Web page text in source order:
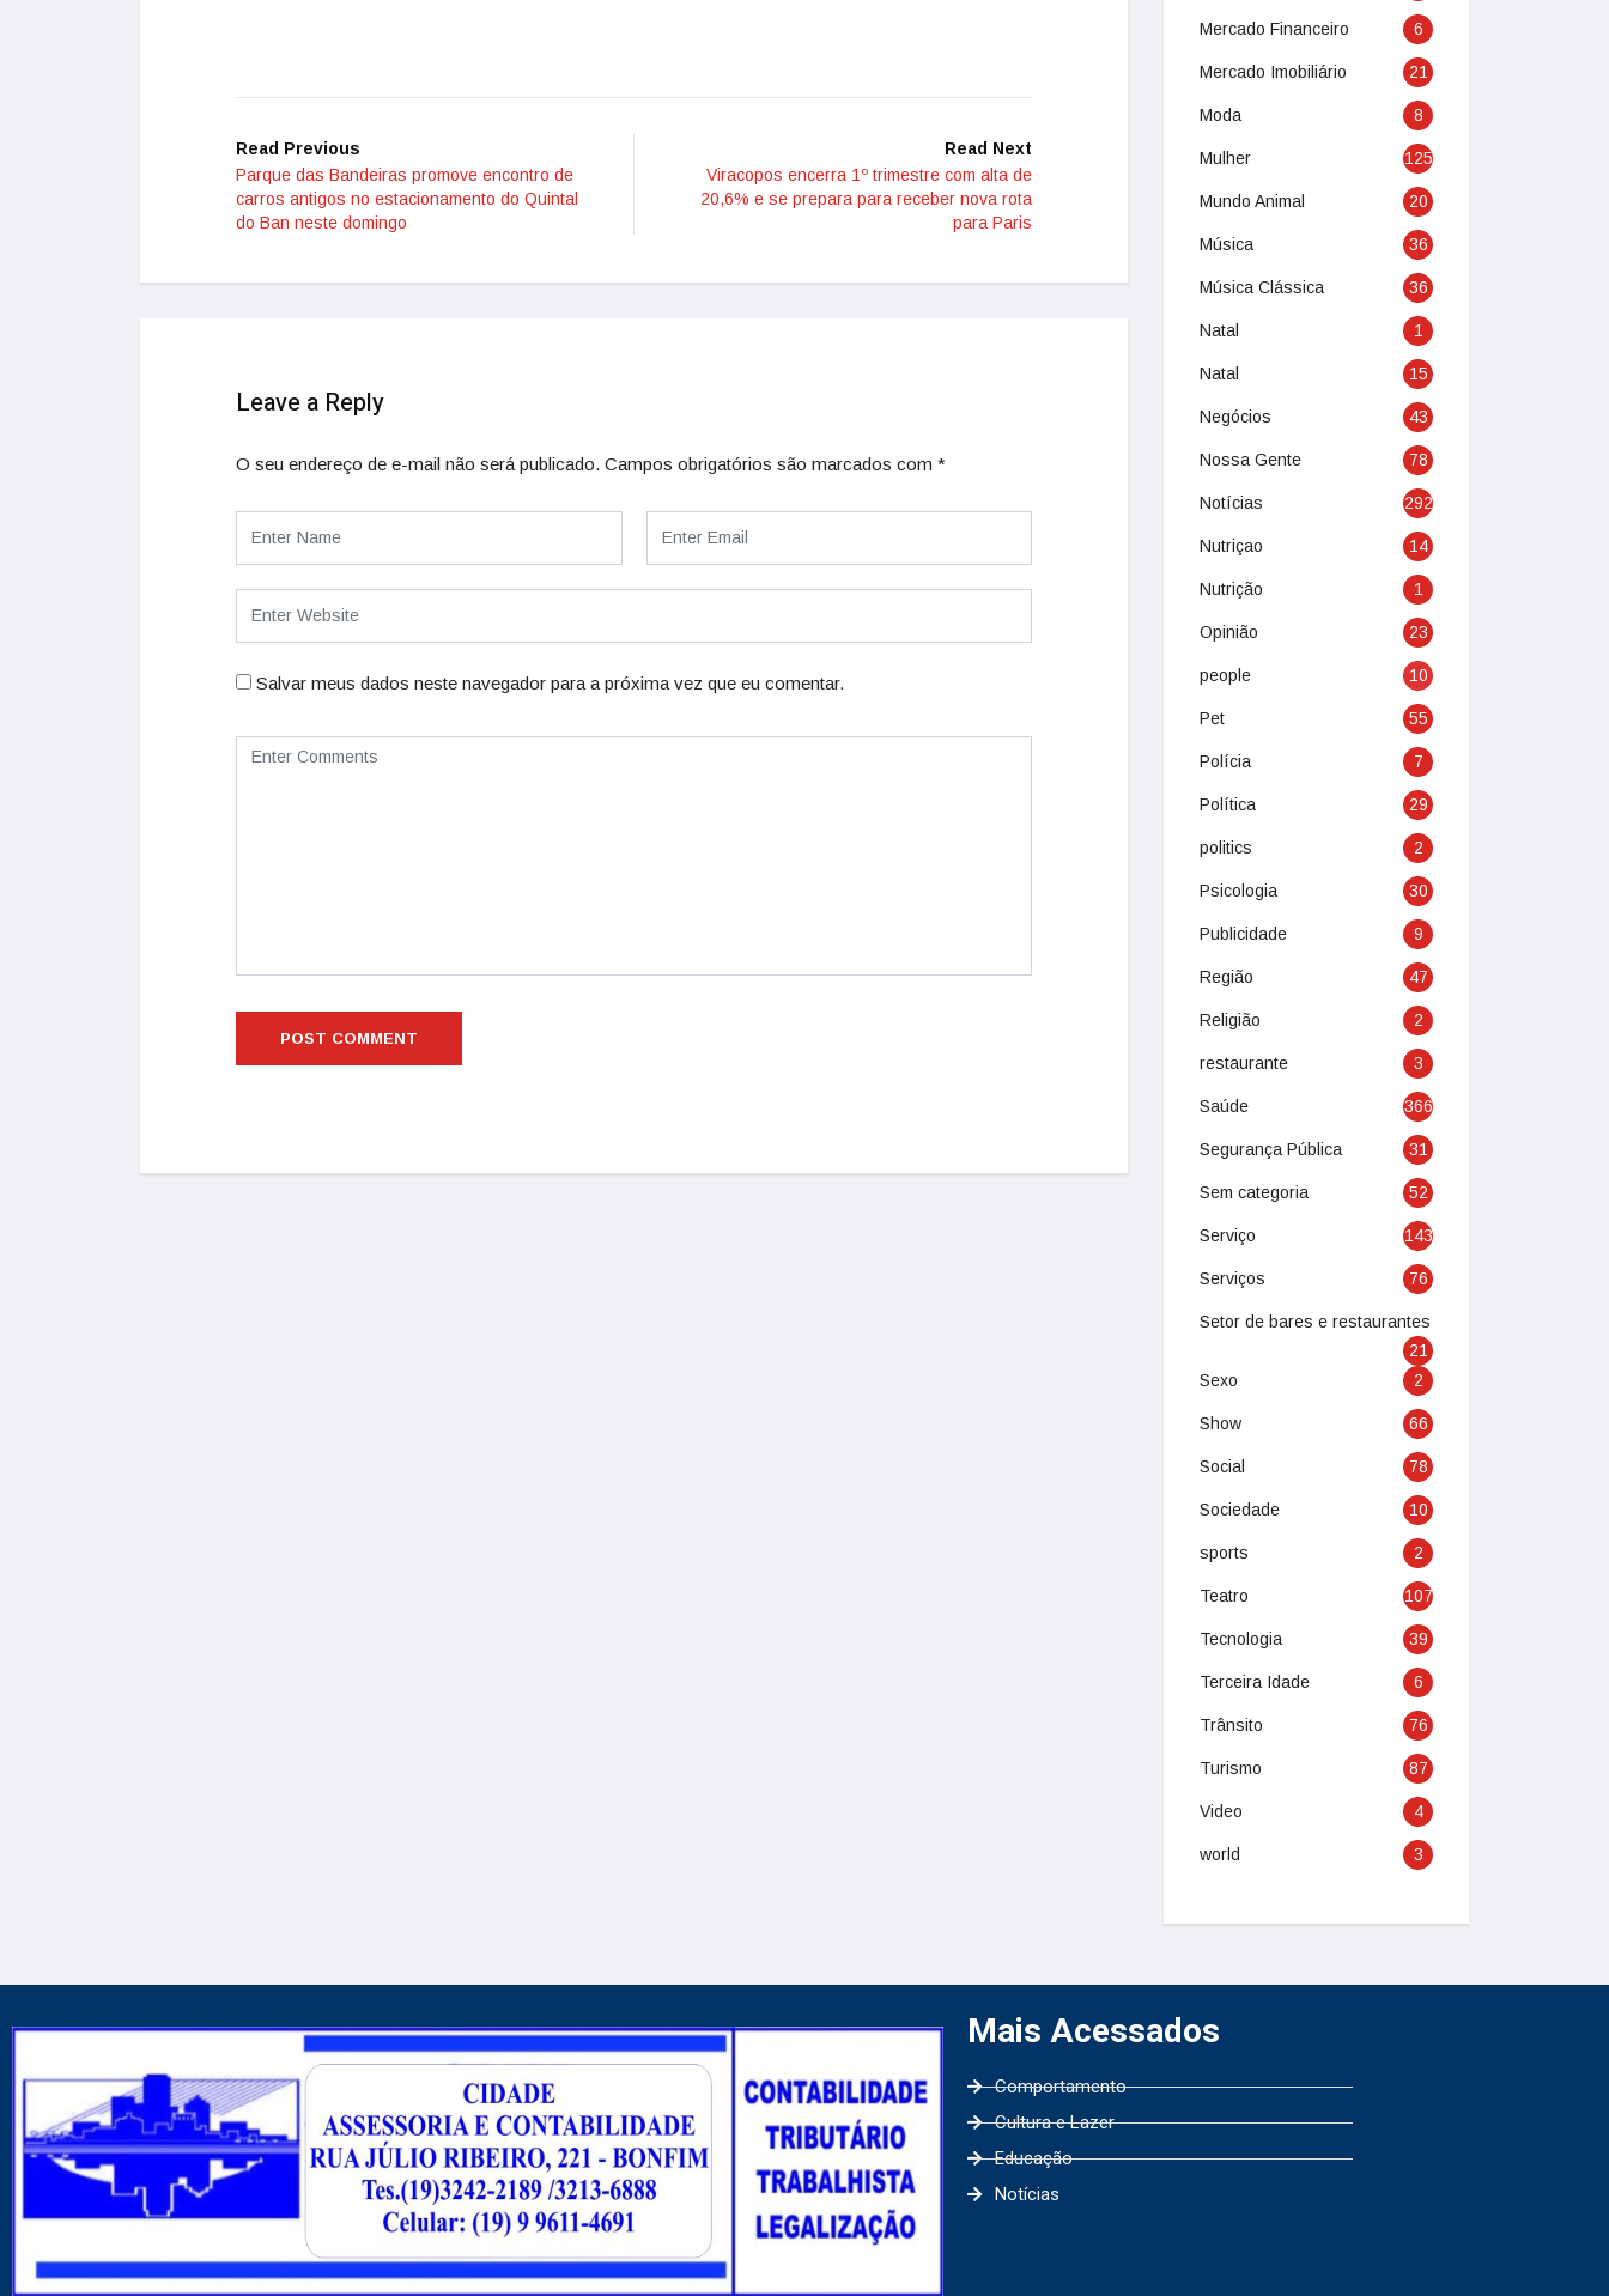
Read Previous
Parque das Bandeiras promove encontro de
carros antigos no estacionamento do Quintal
do Ban neste domingo
Read Next
Viracopos encerra 1º trimestre com alta de
20,6% e se prepara para receber nova rota
para Paris
Leave a Reply
O seu endereço de e-mail não será publicado. Campos obrigatórios são marcados com *
Salvar meus dados neste navegador para a próxima vez que eu comentar.
Mercado Financeiro 6
Mercado Imobiliário 21
Moda 8
Mulher 125
Mundo Animal 20
Música 36
Música Clássica 36
Natal 1
Natal 15
Negócios 43
Nossa Gente 78
Notícias 292
Nutriçao 14
Nutrição 1
Opinião 23
people 10
Pet 55
Polícia 7
Política 29
politics 2
Psicologia 30
Publicidade 9
Região 47
Religião 2
restaurante 3
Saúde 366
Segurança Pública 31
Sem categoria 52
Serviço 143
Serviços 76
Setor de bares e restaurantes
21
Sexo
2
Show 66
Social 78
Sociedade 10
sports 2
Teatro 107
Tecnologia 39
Terceira Idade 6
Trânsito 76
Turismo 87
Video 4
world 3
Mais Acessados
Comportamento
Cultura e Lazer
Educação
Notícias